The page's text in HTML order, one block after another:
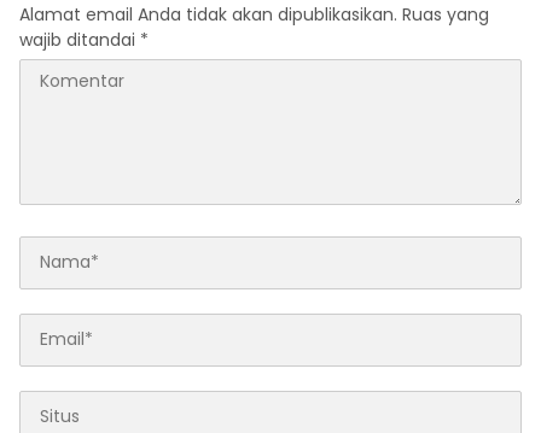
Alamat email Anda tidak akan dipublikasikan. Ruas yang
wajib ditandai *